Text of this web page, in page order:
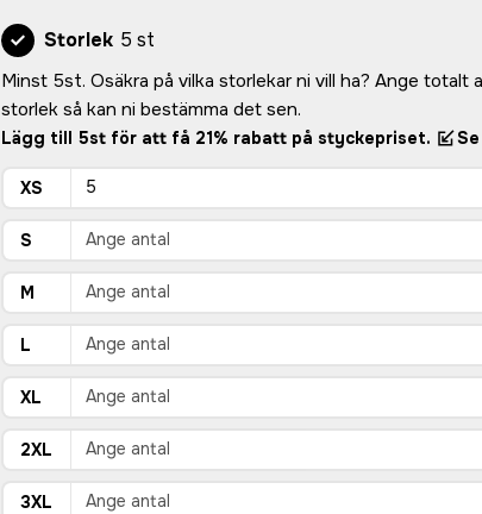
Storlek 5 st
Minst 5st. Osäkra på vilka storlekar ni vill ha? Ange totalt
storlek så kan ni bestämma det sen.
Lägg till 5st för att få 21% rabatt på styckepriset.
XS
S
M
L
XL
2XL
3XL